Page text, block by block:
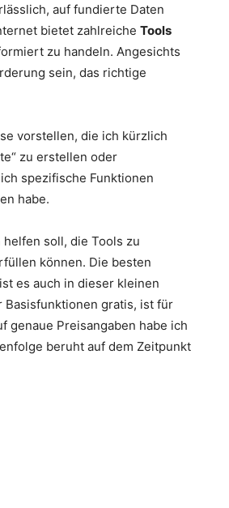
auf fundierte Daten
bietet zahlreiche Tools
zu handeln. Angesichts
sein, das richtige
vorstellen, die ich kürzlich
zu erstellen oder
spezifische Funktionen
habe.
soll, die Tools zu
können. Die besten
es auch in dieser kleinen
Basisfunktionen gratis, ist für
genaue Preisangaben habe ich
beruht auf dem Zeitpunkt